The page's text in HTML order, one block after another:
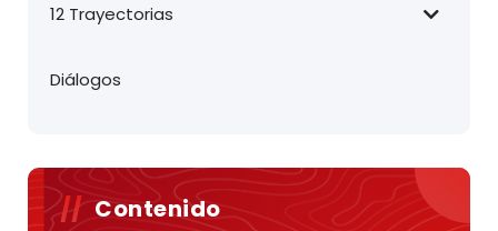
12 Trayectorias
Diálogos
Contenido